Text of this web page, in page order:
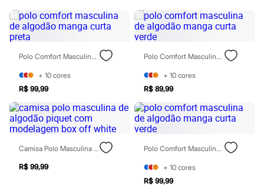
Saias
Shorts e Bermudas
Vestidos
Acessórios
Bolsas
Bonés e Chapéus
Bijoux
Cintos
Óculos
Relógios
Calçados
Botas
Chinelos
Rasteirinhas
Sapatilhas
Polo Comfort Masculina De Algodão Manga Curta Preta
+ 10 cores
R$ 99,99
Polo Comfort Masculina De Algodão Manga Curta Verde
+ 10 cores
R$ 89,99
Camisa Polo Masculina De Algodão Piquet Com Modelagem Box Off White
R$ 99,99
Polo Comfort Masculina De Algodão Manga Curta Verde
+ 10 cores
R$ 99,99